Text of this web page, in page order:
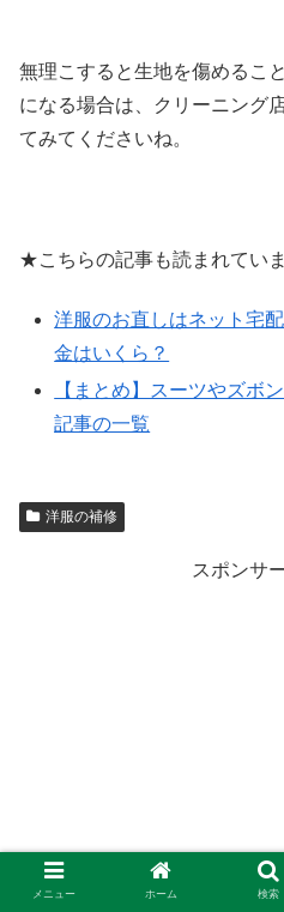
無理こすると生地を傷めるこ
になる場合は、クリーニング
てみてくださいね。
★こちらの記事も読まれてい
洋服のお直しはネット宅
金はいくら？
【まとめ】スーツやズボ
記事の一覧
洋服の補修
スポンサ
メニュー ホーム 検索